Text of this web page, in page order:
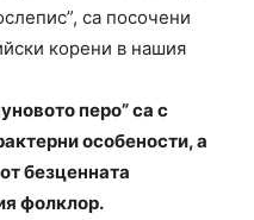
са посочени
корени в нашия
перо” са с
особености, а
безценната
фолклор.